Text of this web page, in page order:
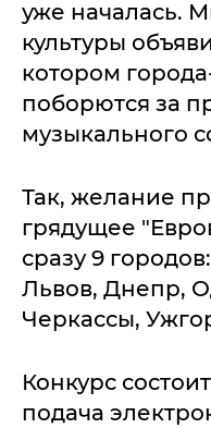
уже началась.
культуры
котором
поборются за
музыкального
Так, желание
грядущее
сразу 9
Львов, Днепр,
Черкассы,
Конкурс
подача